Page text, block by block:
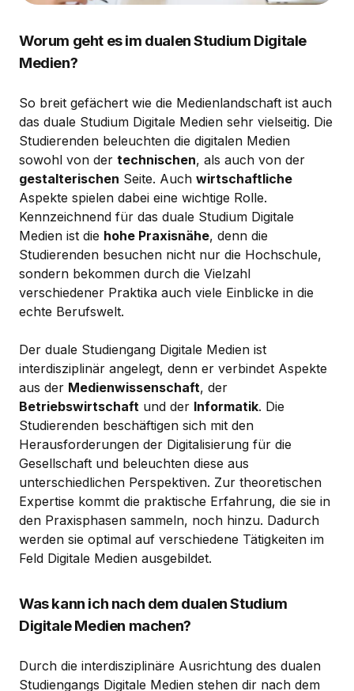
Worum geht es im dualen Studium Digitale
Medien?
So breit gefächert wie die Medienlandschaft ist auch
das duale Studium Digitale Medien sehr vielseitig. Die
Studierenden beleuchten die digitalen Medien
sowohl von der technischen, als auch von der
gestalterischen Seite. Auch wirtschaftliche
Aspekte spielen dabei eine wichtige Rolle.
Kennzeichnend für das duale Studium Digitale
Medien ist die hohe Praxisnähe, denn die
Studierenden besuchen nicht nur die Hochschule,
sondern bekommen durch die Vielzahl
verschiedener Praktika auch viele Einblicke in die
echte Berufswelt.
Der duale Studiengang Digitale Medien ist
interdisziplinär angelegt, denn er verbindet Aspekte
aus der Medienwissenschaft, der
Betriebswirtschaft und der Informatik. Die
Studierenden beschäftigen sich mit den
Herausforderungen der Digitalisierung für die
Gesellschaft und beleuchten diese aus
unterschiedlichen Perspektiven. Zur theoretischen
Expertise kommt die praktische Erfahrung, die sie in
den Praxisphasen sammeln, noch hinzu. Dadurch
werden sie optimal auf verschiedene Tätigkeiten im
Feld Digitale Medien ausgebildet.
Was kann ich nach dem dualen Studium
Digitale Medien machen?
Durch die interdisziplinäre Ausrichtung des dualen
Studiengangs Digitale Medien stehen dir nach dem